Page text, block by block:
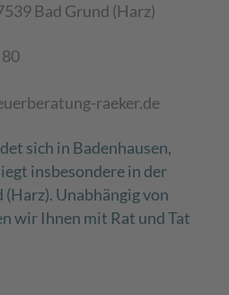
Bad Grund (Harz)
raeker.de
sich in Badenhausen,
insbesondere in der
(Harz). Unabhängig von
wir Ihnen mit Rat und Tat